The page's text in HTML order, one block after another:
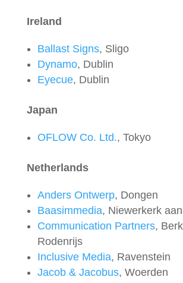
Ireland
Ballast Signs, Sligo
Dynamo, Dublin
Eyecue, Dublin
Japan
OFLOW Co. Ltd., Tokyo
Netherlands
Anders Ontwerp, Dongen
Baasimmedia, Niewerkerk
Communication Partners,
Rodenrijs
Inclusive Media, Ravenstein
Jacob & Jacobus, Woerden